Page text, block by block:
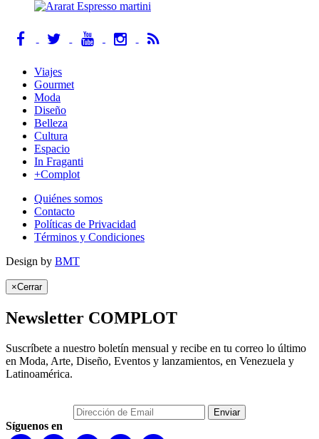
Viajes
Gourmet
Moda
Diseño
Belleza
Cultura
Espacio
In Fraganti
+Complot
Quiénes somos
Contacto
Políticas de Privacidad
Términos y Condiciones
Design by BMT
×Cerrar
Newsletter COMPLOT
Suscríbete a nuestro boletín mensual y recibe en tu correo lo último
en Moda, Arte, Diseño, Eventos y lanzamientos, en Venezuela y
Latinoamérica.
Síguenos en